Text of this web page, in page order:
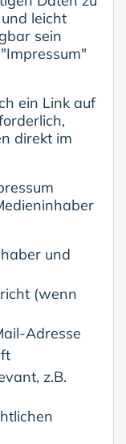
leicht
sein
ein Link auf
direkt im
und
(wenn
Adresse
z.B.